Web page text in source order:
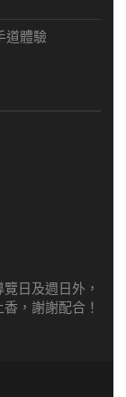
道體驗
日及週日外，
，謝謝配合！